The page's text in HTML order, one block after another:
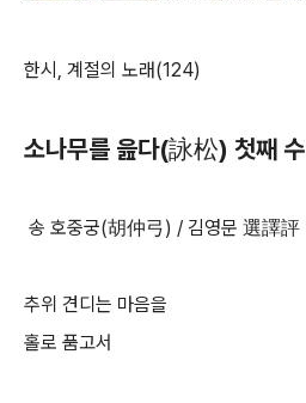
한시, 계절의 노래(124)
소나무를 읊다(詠松) 첫째 수
송 호중궁(胡仲弓) / 김영문 選譯評
추위 견디는 마음을
홀로 품고서